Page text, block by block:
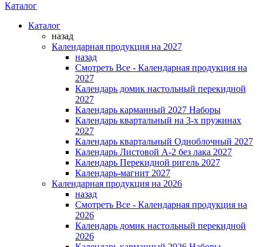
Каталог
Каталог
назад
Календарная продукция на 2027
назад
Смотреть Все - Календарная продукция на
2027
Календарь домик настольный перекидной
2027
Календарь карманный 2027 Наборы
Календарь квартальный на 3-х пружинах
2027
Календарь квартальный Одноблочный 2027
Календарь Листовой А-2 без лака 2027
Календарь Перекидной ригель 2027
Календарь-магнит 2027
Календарная продукция на 2026
назад
Смотреть Все - Календарная продукция на
2026
Календарь домик настольный перекидной
2026